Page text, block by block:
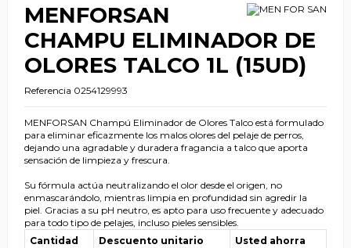
MENFORSAN
CHAMPU ELIMINADOR DE
OLORES TALCO 1L (15UD)
Referencia 0254129993
MENFORSAN Champú Eliminador de Olores Talco está formulado
para eliminar eficazmente los malos olores del pelaje de perros,
dejando una agradable y duradera fragancia a talco que aporta
sensación de limpieza y frescura.
Su fórmula actúa neutralizando el olor desde el origen, no
enmascarándolo, mientras limpia en profundidad sin agredir la
piel. Gracias a su pH neutro, es apto para uso frecuente y adecuado
para todo tipo de pelajes, incluso pieles sensibles.
Cantidad
Descuento unitario
Usted ahorra